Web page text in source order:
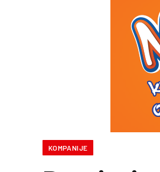
KOMPANIJE